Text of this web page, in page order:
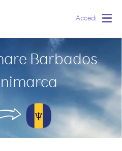
Accedi
Barbados